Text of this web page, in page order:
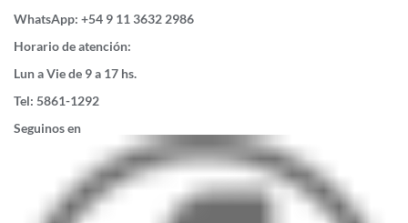
WhatsApp: +54 9 11 3632 2986
Horario de atención:
Lun a Vie de 9 a 17 hs.
Tel: 5861-1292
Seguinos en